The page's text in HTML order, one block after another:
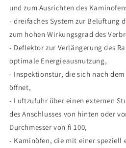
und zum Ausrichten des
- dreifaches System zur Belüftung
zum hohen Wirkungsgrad des
- Deflektor zur Verlängerung des
optimale Energieausnutzung,
- Inspektionstür, die sich nach
öffnet,
- Luftzufuhr über einen externen
des Anschlusses von hinten oder
Durchmesser von fi 100,
- Kaminöfen, die mit einer speziell